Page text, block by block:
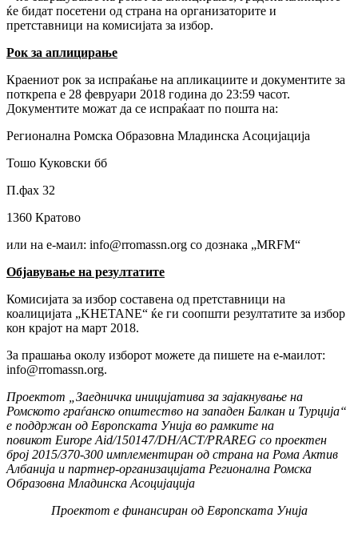
ќе бидат посетени од страна на организаторите и
претставници на комисијата за избор.
Рок за аплицирање
Краениот рок за испраќање на апликациите и документите за
поткрепа е 28 февруари 2018 година до 23:59 часот.
Документите можат да се испраќаат по пошта на:
Регионална Ромска Образовна Младинска Асоцијација
Тошо Куковски бб
П.фах 32
1360 Кратово
или на е-маил: info@rromassn.org со дознака „MRFM“
Објавување на резултатите
Комисијата за избор составена од претставници на
коалицијата „KHETANE“ ќе ги соопшти резултатите за избор
кон крајот на март 2018.
За прашања околу изборот можете да пишете на е-маилот:
info@rromassn.org.
Проектот „Заедничка иницијатива за зајакнување на
Ромското граѓанско општество на западен Балкан и Турција“
е поддржан од Европската Унија во рамките на
повикот Europe Aid/150147/DH/ACT/PRAREG со проектен
број 2015/370-300 имплементиран од страна на Рома Актив
Албанија и партнер-организацијата Регионална Ромска
Образовна Младинска Асоцијација
Проектот е финансиран од Европската Унија